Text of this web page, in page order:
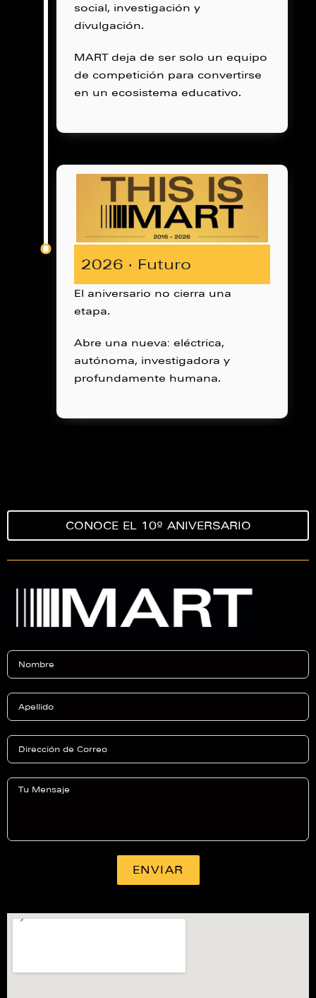
social, investigación y
divulgación.
MART deja de ser solo un equipo
de competición para convertirse
en un ecosistema educativo.
2026 · Futuro
El aniversario no cierra una
etapa.
Abre una nueva: eléctrica,
autónoma, investigadora y
profundamente humana.
CONOCE EL 10º ANIVERSARIO
ENVIAR